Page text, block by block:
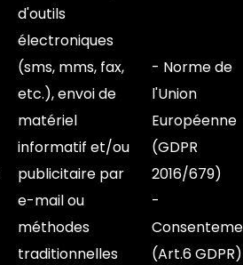
d'outils
électroniques
(sms, mms, fax,
etc.), envoi de
matériel
informatif et/ou
publicitaire par
e-mail ou
méthodes
traditionnelles
- Norme de
l'Union
Européenne
(GDPR
2016/679)
-
(Art.6 GDPR)